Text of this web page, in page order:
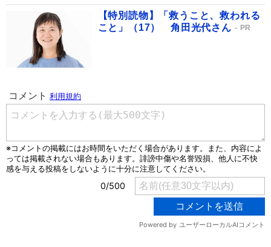
【特別読物】「救うこと、救われる
こと」（17） 角田光代さん
PR